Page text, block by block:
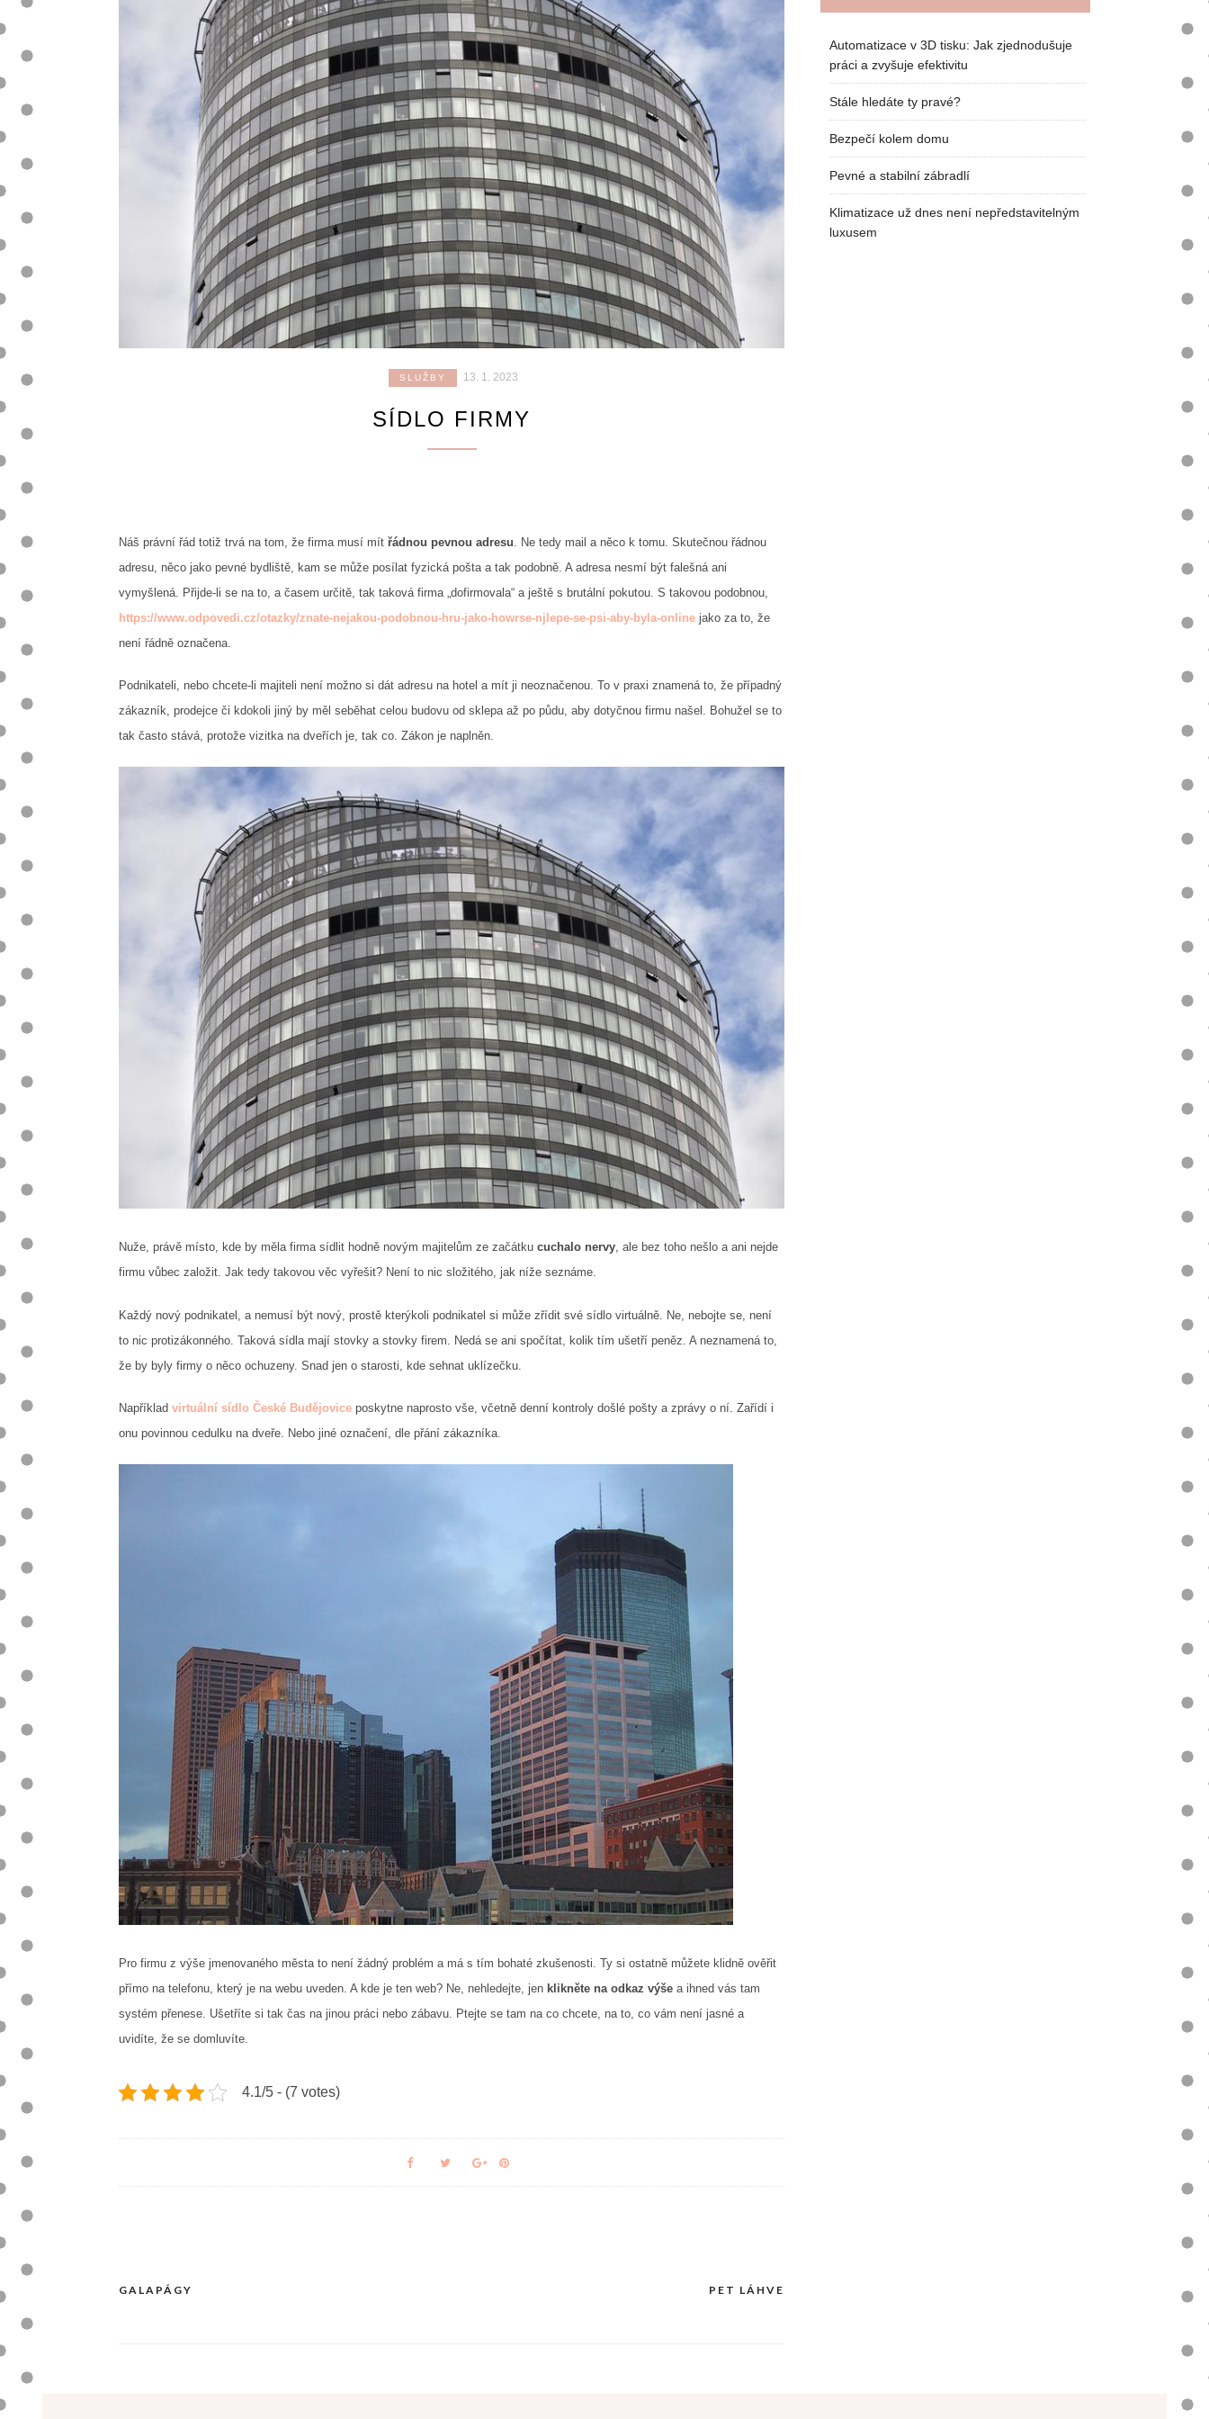
SLUŽBY 13. 1. 2023
SÍDLO FIRMY
Náš právní řád totiž trvá na tom, že firma musí mít řádnou pevnou adresu . Ne tedy mail a něco k tomu. Skutečnou řádnou
adresu, něco jako pevné bydliště, kam se může posílat fyzická pošta a tak podobně. A adresa nesmí být falešná ani
vymyšlená. Přijde-li se na to, a časem určitě, tak taková firma „dofirmovala“ a ještě s brutální pokutou. S takovou podobnou,
https://www.odpovedi.cz/otazky/znate-nejakou-podobnou-hru-jako-howrse-njlepe-se-psi-aby-byla-online jako za to, že
není řádně označena.
Podnikateli, nebo chcete-li majiteli není možno si dát adresu na hotel a mít ji neoznačenou. To v praxi znamená to, že případný
zákazník, prodejce či kdokoli jiný by měl seběhat celou budovu od sklepa až po půdu, aby dotyčnou firmu našel. Bohužel se to
tak často stává, protože vizitka na dveřích je, tak co. Zákon je naplněn.
Nuže, právě místo, kde by měla firma sídlit hodně novým majitelům ze začátku cuchalo nervy, ale bez toho nešlo a ani nejde
firmu vůbec založit. Jak tedy takovou věc vyřešit? Není to nic složitého, jak níže seznáme.
Každý nový podnikatel, a nemusí být nový, prostě kterýkoli podnikatel si může zřídit své sídlo virtuálně. Ne, nebojte se, není
to nic protizákonného. Taková sídla mají stovky a stovky firem. Nedá se ani spočítat, kolik tím ušetří peněz. A neznamená to,
že by byly firmy o něco ochuzeny. Snad jen o starosti, kde sehnat uklízečku.
Například virtuální sídlo České Budějovice poskytne naprosto vše, včetně denní kontroly došlé pošty a zprávy o ní. Zařídí i
onu povinnou cedulku na dveře. Nebo jiné označení, dle přání zákazníka.
Pro firmu z výše jmenovaného města to není žádný problém a má s tím bohaté zkušenosti. Ty si ostatně můžete klidně ověřit
přímo na telefonu, který je na webu uveden. A kde je ten web? Ne, nehledejte, jen klikněte na odkaz výše a ihned vás tam
systém přenese. Ušetříte si tak čas na jinou práci nebo zábavu. Ptejte se tam na co chcete, na to, co vám není jasné a
uvidíte, že se domluvíte.
4.1/5 - (7 votes)
Navigace
GALAPÁGY PET LÁHVE
Automatizace v 3D tisku: Jak zjednodušuje
práci a zvyšuje efektivitu
Stále hledáte ty pravé?
Bezpečí kolem domu
Pevné a stabilní zábradlí
Klimatizace už dnes není nepředstavitelným
luxusem